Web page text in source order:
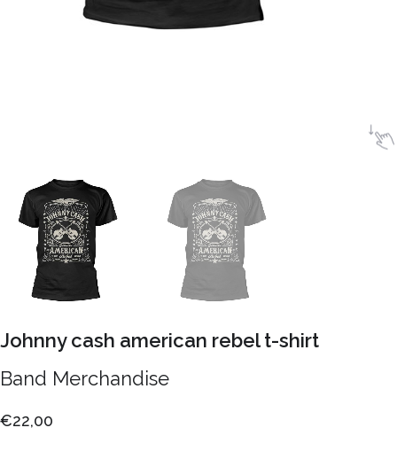
Johnny cash american rebel t-shirt
Band Merchandise
€22,00